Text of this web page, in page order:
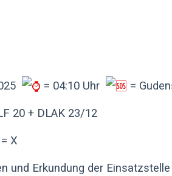
= 04:10 Uhr =
20 + DLAK 23/12
= X
und Erkundung der